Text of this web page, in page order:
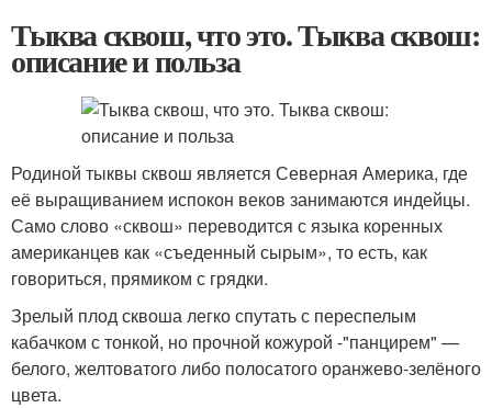
Тыква сквош, что это. Тыква сквош:
описание и польза
Родиной тыквы сквош является Северная Америка, где
её выращиванием испокон веков занимаются индейцы.
Само слово «сквош» переводится с языка коренных
американцев как «съеденный сырым», то есть, как
говориться, прямиком с грядки.
Зрелый плод сквоша легко спутать с переспелым
кабачком с тонкой, но прочной кожурой -"панцирем" —
белого, желтоватого либо полосатого оранжево-зелёного
цвета.